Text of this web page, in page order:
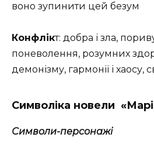
воно зупинити цей безум
Конфлікт: добра і зла,
поневолення, розумних
демонізму, гармонії і хаосу,
Символіка новели
Символи-персонажі